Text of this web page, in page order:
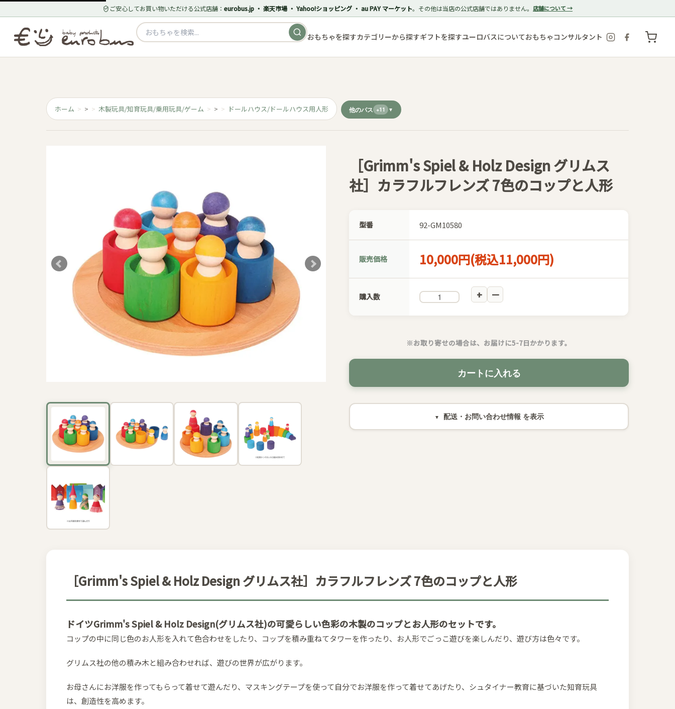
ご安心してお買い物いただける公式店舗： eurobus.jp ・ 楽天市場 ・ Yahoo!ショッピング ・ au PAY マーケット。その他は当店の公式店舗ではありません。 店舗について →
おもちゃを探すカテゴリーから探すギフトを探すユーロバスについておもちゃコンサルタント
ホーム > 木製玩具/知育玩具/乗用玩具/ゲーム > ドールハウス/ドールハウス用人形 他のパス +11
［Grimm's Spiel & Holz Design グリムス
社］カラフルフレンズ 7色のコップと人形
型番 92-GM10580
販売価格 10,000円(税込11,000円)
購入数
※お取り寄せの場合は、お届けに5-7日かかります。
カートに入れる
配送・お問い合わせ情報
［Grimm's Spiel & Holz Design グリムス社］カラフルフレンズ 7色のコップと人形
ドイツGrimm's Spiel & Holz Design(グリムス社)の可愛らしい色彩の木製のコップとお人形のセットです。
コップの中に同じ色のお人形を入れて色合わせをしたり、コップを積み重ねてタワーを作ったり、お人形でごっこ遊びを楽しんだり、遊び方は色々です。
グリムス社の他の積み木と組み合わせれば、遊びの世界が広がります。
お母さんにお洋服を作ってもらって着せて遊んだり、マスキングテープを使って自分でお洋服を作って着せてあげたり、シュタイナー教育に基づいた知育玩具
は、創造性を高めます。